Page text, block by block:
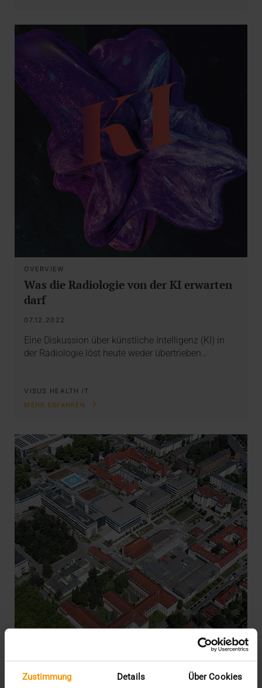
Zustimmung Details Über Cookies
OVERVIEW
Was die Radiologie von der KI erwarten
darf
07.12.2022
Eine Diskussion über künstliche Intelligenz (KI) in
der Radiologie löst heute weder übertrieben…
VISUS HEALTH IT
MEHR ERFAHREN
REPORT